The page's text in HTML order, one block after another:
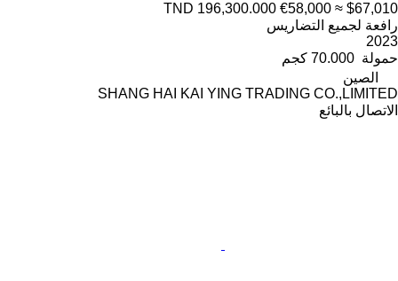
TND 196,300.000 €58,000 ≈ $67,010
رافعة لجميع التضاريس
2023
حمولة 70.000 كجم
الصين
SHANG HAI KAI YING TRADING CO.,LIMITED
الاتصال بالبائع